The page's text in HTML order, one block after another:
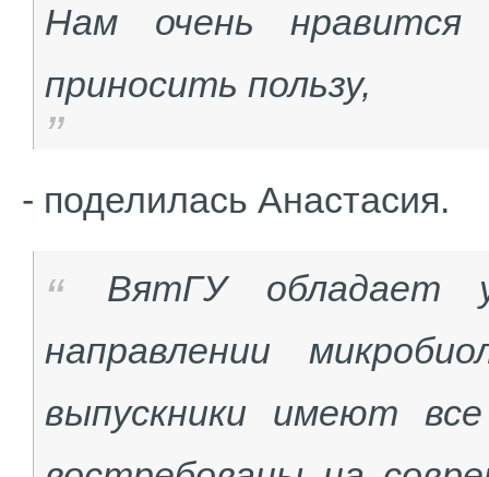
Нам очень
приносить пользу,
- поделилась Анастасия.
ВятГУ обладает
направлении
выпускники имеют